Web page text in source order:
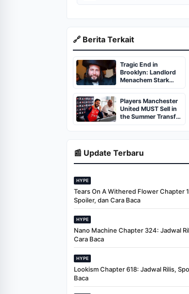
🔗 Berita Terkait
Tragic End in
Brooklyn: Landlord
Menachem Stark
Abducted,
Suffocated, and Left
Burned in a
Dumpster
Players Manchester
United MUST Sell in
the Summer Transfer
Window
📰 Update Terbaru
HYPE
Tears On A Withered Flower Chapter
Spoiler, dan Cara Baca
HYPE
Nano Machine Chapter 324: Jadwal
Cara Baca
HYPE
Lookism Chapter 618: Jadwal Rilis,
Baca